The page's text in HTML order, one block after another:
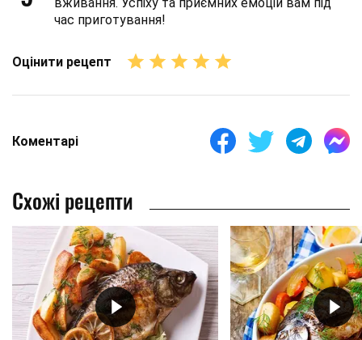
вживання. Успіху та приємних емоцій вам під
час приготування!
Оцінити рецепт
Коментарі
Схожі рецепти